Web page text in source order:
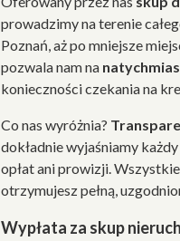
prowadzimy na terenie
Poznań, aż po mniejsze
pozwala nam na
konieczności czekania na
Co nas wyróżnia?
dokładnie wyjaśniamy
opłat ani prowizji.
otrzymujesz pełną,
Wypłata za skup